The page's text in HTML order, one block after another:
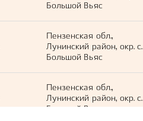
Большой Вьяс
Пензенская обл.,
Лунинский район, окр. с.
Большой Вьяс
Пензенская обл.,
Лунинский район, окр. с.
Большой Вьяс